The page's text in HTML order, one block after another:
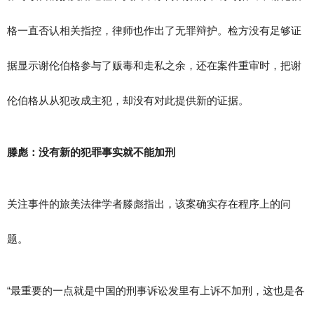
格一直否认相关指控，律师也作出了无罪辩护。检方没有足够证
据显示谢伦伯格参与了贩毒和走私之余，还在案件重审时，把谢
伦伯格从从犯改成主犯，却没有对此提供新的证据。
滕彪：没有新的犯罪事实就不能加刑
关注事件的旅美法律学者滕彪指出，该案确实存在程序上的问
题。
“最重要的一点就是中国的刑事诉讼发里有上诉不加刑，这也是各